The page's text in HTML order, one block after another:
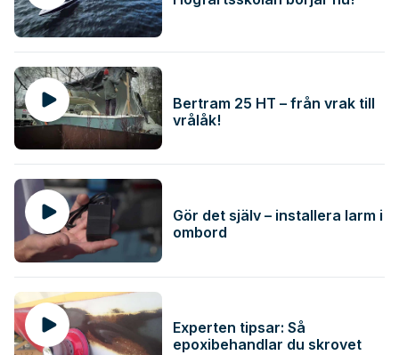
Bertram 25 HT – från vrak till
vrålåk!
Gör det själv – installera larm i
ombord
Experten tipsar: Så
epoxibehandlar du skrovet